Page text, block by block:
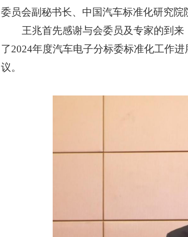
委员会副秘书长、中国汽车标准化研究院
王兆首先感谢与会委员及专家的到
了2024年度汽车电子分标委标准化工作进
议。